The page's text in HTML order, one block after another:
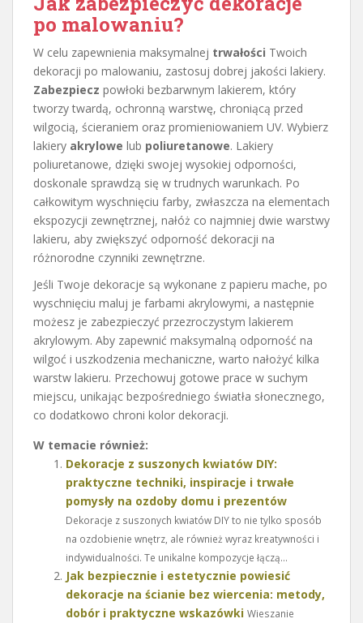
po malowaniu?
W celu zapewnienia maksymalnej trwałości Twoich
dekoracji po malowaniu, zastosuj dobrej jakości lakiery.
Zabezpiecz powłoki bezbarwnym lakierem, który
tworzy twardą, ochronną warstwę, chroniącą przed
wilgocią, ścieraniem oraz promieniowaniem UV. Wybierz
lakiery akrylowe lub poliuretanowe. Lakiery
poliuretanowe, dzięki swojej wysokiej odporności,
doskonale sprawdzą się w trudnych warunkach. Po
całkowitym wyschnięciu farby, zwłaszcza na elementach
ekspozycji zewnętrznej, nałóż co najmniej dwie warstwy
lakieru, aby zwiększyć odporność dekoracji na
różnorodne czynniki zewnętrzne.
Jeśli Twoje dekoracje są wykonane z papieru mache, po
wyschnięciu maluj je farbami akrylowymi, a następnie
możesz je zabezpieczyć przezroczystym lakierem
akrylowym. Aby zapewnić maksymalną odporność na
wilgoć i uszkodzenia mechaniczne, warto nałożyć kilka
warstw lakieru. Przechowuj gotowe prace w suchym
miejscu, unikając bezpośredniego światła słonecznego,
co dodatkowo chroni kolor dekoracji.
W temacie również:
Dekoracje z suszonych kwiatów DIY:
praktyczne techniki, inspiracje i trwałe
pomysły na ozdoby domu i prezentów
Dekoracje z suszonych kwiatów DIY to nie tylko sposób
na ozdobienie wnętrz, ale również wyraz kreatywności i
indywidualności. Te unikalne kompozycje łączą...
Jak bezpiecznie i estetycznie powiesić
dekoracje na ścianie bez wiercenia: metody,
dobór i praktyczne wskazówki Wieszanie